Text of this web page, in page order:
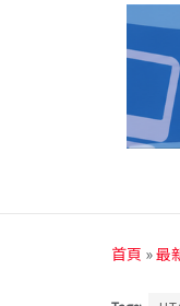
首頁 »最